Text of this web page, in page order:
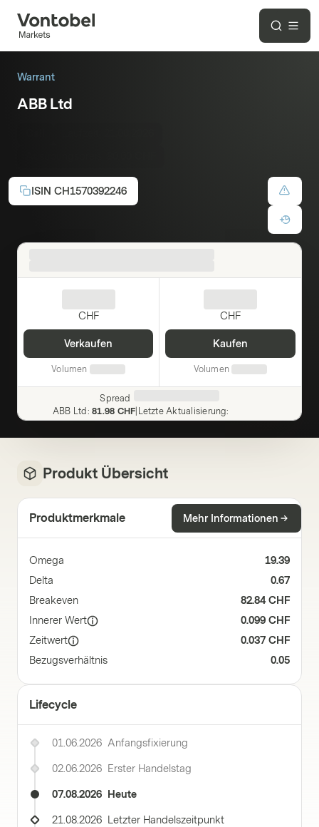
Warrant
ABB Ltd
ISIN CH1570392246
CHF
Verkaufen
Volumen
CHF
Kaufen
Volumen
Spread
ABB Ltd : 81.98 CHF Letzte Aktualisierung:
Produkt Übersicht
Produktmerkmale Mehr Informationen
Omega
19.39
Delta
0.67
Breakeven
82.84 CHF
Innerer Wert
0.099 CHF
Zeitwert
0.037 CHF
Bezugsverhältnis
0.05
Lifecycle
01.06.2026 Anfangsfixierung
02.06.2026 Erster Handelstag
07.08.2026 Heute
21.08.2026 Letzter Handelszeitpunkt